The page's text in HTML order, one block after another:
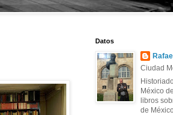
Datos
Ciudad
México
libros
de